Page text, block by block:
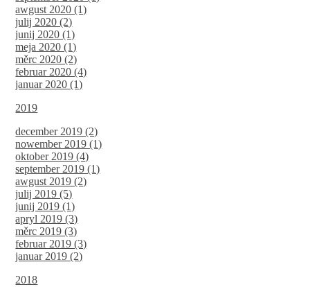
awgust 2020 (1)
julij 2020 (2)
junij 2020 (1)
meja 2020 (1)
měrc 2020 (2)
februar 2020 (4)
januar 2020 (1)
2019
december 2019 (2)
nowember 2019 (1)
oktober 2019 (4)
september 2019 (1)
awgust 2019 (2)
julij 2019 (5)
junij 2019 (1)
apryl 2019 (3)
měrc 2019 (3)
februar 2019 (3)
januar 2019 (2)
2018